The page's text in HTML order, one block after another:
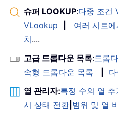
슈퍼 LOOKUP:다중 조건
VLookup
여러 시트
치....
고급 드롭다운 목록:드롭
속형 드롭다운 목록
열 관리자:특정 수의 열 추
시 상태 전환 범위 및 열